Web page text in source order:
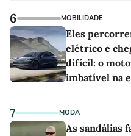
6 MOBILIDADE
Eles
elétrico e
difícil: o
imbatível na
7 MODA
As sandálias